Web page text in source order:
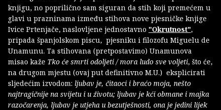
knjigu, no poprilično sam siguran da stih koji premećem u
glavi u prazninama između stihova nove pjesničke knjige
Ivice Prtenjače, naslovljene jednostavno "Okrutnost",
pripada španjolskom piscu, pjesniku i filozofu Miguelu de
Unamunu. Ta stihovana (pretpostavimo) Unamunova
misao kaže Tko će smrti odoljeti / mora ludo sve voljeti, što će,
na drugom mjestu (ovaj put definitivno M.U.) eksplicirati
sljedećim izvodom: ljubav je, čitaoci i braćo moja, nešto
najtragičnije na svijetu i u životu; ljubav je kći obmane i majka
razočarenja, ljubav je utjeha u bezutješnosti, ona je jedini lijek